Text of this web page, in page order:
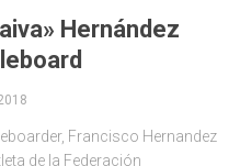
Hernández
Francisco Hernandez
de la Federación